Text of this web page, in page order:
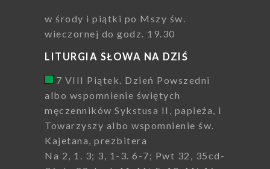
w środy i piątki po Mszy św.
wieczornej do godz. 19.30
LITURGIA SŁOWA NA DZIŚ
7 VIII Piątek. Dzień Powszedni
albo wspomnienie świętych
męczenników Sykstusa II, papieża, i
Towarzyszy albo wspomnienie św.
Kajetana, prezbitera
Na 2, 1. 3; 3, 1-3. 6-7; Pwt 32, 35cd-